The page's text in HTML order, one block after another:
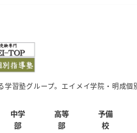
習塾グループ。エイメイ学院・明成個
中学
部
高等
部
予備
校